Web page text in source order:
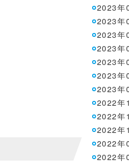
2023年
2023年
2023年
2023年
2023年
2023年
2023年
2022年
2022年
2022年
2022年
2022年